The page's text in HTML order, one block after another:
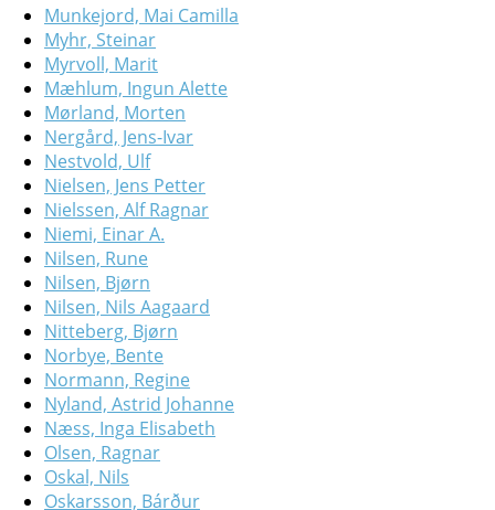
Munkejord, Mai Camilla
Myhr, Steinar
Myrvoll, Marit
Mæhlum, Ingun Alette
Mørland, Morten
Nergård, Jens-Ivar
Nestvold, Ulf
Nielsen, Jens Petter
Nielssen, Alf Ragnar
Niemi, Einar A.
Nilsen, Rune
Nilsen, Bjørn
Nilsen, Nils Aagaard
Nitteberg, Bjørn
Norbye, Bente
Normann, Regine
Nyland, Astrid Johanne
Næss, Inga Elisabeth
Olsen, Ragnar
Oskal, Nils
Oskarsson, Bárður